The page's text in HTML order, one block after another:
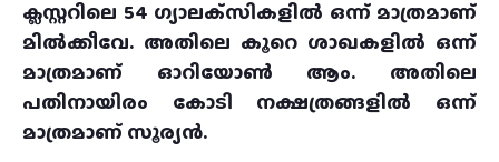
ക്ലസ്റ്ററിലെ 54 ഗ്യാലക്‌സികളില്‍ ഒന്ന് മാത്രമാണ്
മില്‍ക്കീവേ. അതിലെ കൂറെ ശാഖകളില്‍ ഒന്ന്
മാത്രമാണ് ഓറിയോണ്‍ ആം. അതിലെ
പതിനായിരം കോടി നക്ഷത്രങ്ങളില്‍ ഒന്ന്
മാത്രമാണ് സൂര്യന്‍.